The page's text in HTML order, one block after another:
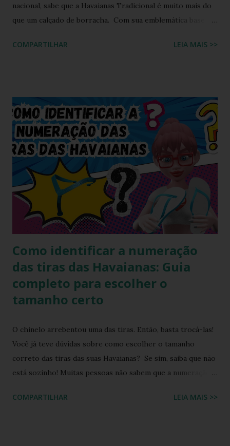
nacional, sabe que a Havaianas Tradicional é muito mais do
que um calçado de borracha. Com sua emblemática base
consolidou como o maior ícone cultural das nossas praias,
de calçados? A resposta está em um manifesto de
criatividade digital que está balançando as comunidades de
entusiastas: a Havaianas Tradicional Twist . Inspirada no
recente movimento do mercado de sandálias que viu o
surgimento de modelos com tiras estilizadas e
tridimensionais, este projeto conceitual chega para
resgatar a nostalgia e redefinir as expectativas visuais em
2026. A proposta equilibra perfeitamente o formato
clássico que deu início ao império da marca com uma ...
COMPARTILHAR LEIA MAIS >>
Como identificar a numeração
das tiras das Havaianas: Guia
completo para escolher o
tamanho certo
O chinelo arrebentou uma das tiras. Então, basta trocá-las!
Você já teve dúvidas sobre como escolher o tamanho
correto das tiras das suas Havaianas? Se sim, saiba que não
está sozinho! Muitas pessoas não sabem que a numeração
importantes para garantir o ajuste perfeito. Neste post,
COMPARTILHAR LEIA MAIS >>